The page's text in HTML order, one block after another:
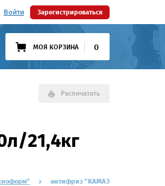
Войти Зарегистрироваться
МОЯ КОРЗИНА 0
Распечатать
21,4кг
антифриз "КАМАЗ